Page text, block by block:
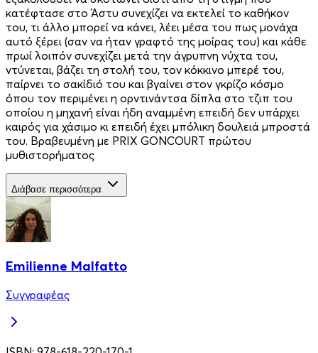
κατέφτασε στο Άστυ συνεχίζει να εκτελεί το καθήκον
του, τι άλλο μπορεί να κάνει, λέει μέσα του πως μονάχα
αυτό ξέρει (σαν να ήταν γραφτό της μοίρας του) και κάθε
πρωί λοιπόν συνεχίζει μετά την άγρυπνη νύχτα του,
ντύνεται, βάζει τη στολή του, τον κόκκινο μπερέ του,
παίρνει το σακίδιό του και βγαίνει στον γκρίζο κόσμο
όπου τον περιμένει η ορντινάντσα δίπλα στο τζιπ του
οποίου η μηχανή είναι ήδη αναμμένη επειδή δεν υπάρχει
καιρός για χάσιμο κι επειδή έχει μπόλικη δουλειά μπροστά
του. Βραβευμένη με PRIX GONCOURT πρώτου
μυθιστορήματος
Διάβασε περισσότερα
Emilienne Malfatto
Συγγραφέας